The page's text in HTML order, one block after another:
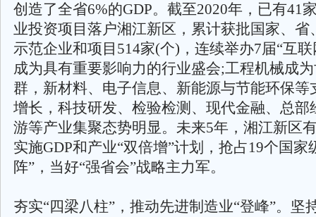
创造了全省6%的GDP。截至2020年，已有41
业投资项目落户湘江新区，累计获批国家、省
示范企业和项目514家(个)，连续举办7届“互
成为具有重要影响力的行业盛会;工程机械成
群，新材料、电子信息、新能源与节能环保等
增长，科技研发、检验检测、现代金融、总部
游等产业集聚态势明显。未来5年，湘江新区
实施GDP和产业“双倍增”计划，抢占19个国家
阵”，当好“强省会”战略主力军。
夯实“四梁八柱”，推动先进制造业“登峰”。坚